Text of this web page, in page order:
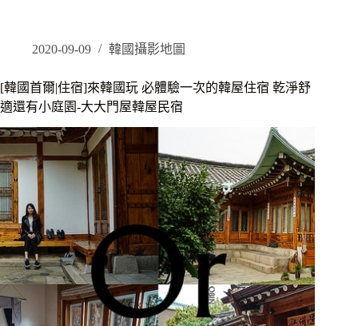
道|
點]
超
適
合
侶
或
親
子
一
同
遊
玩，
2020-09-09 韓國攝影地圖
[韓國首爾|住宿]來韓國玩 必體驗一次的韓屋住宿 乾淨舒
適還有小庭園-大大門屋韓屋民宿